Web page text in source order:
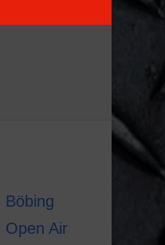
Böbing
Open Air